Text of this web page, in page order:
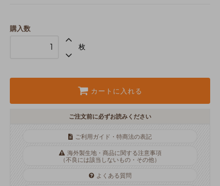
購入数
枚
カートに入れる
ご注文前に必ずお読みください
ご利用ガイド・特商法の表記
海外製生地・商品に関する注意事項
（不良には該当しないもの・その他）
よくある質問